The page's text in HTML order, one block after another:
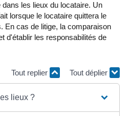
les lieux du locataire. Un
lorsque le locataire quittera le
En cas de litige, la comparaison
d'établir les responsabilités de
Tout replier Tout déplier
lieux ?